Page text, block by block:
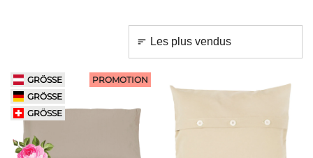
GRÖSSE
GRÖSSE
GRÖSSE
PROMOTION